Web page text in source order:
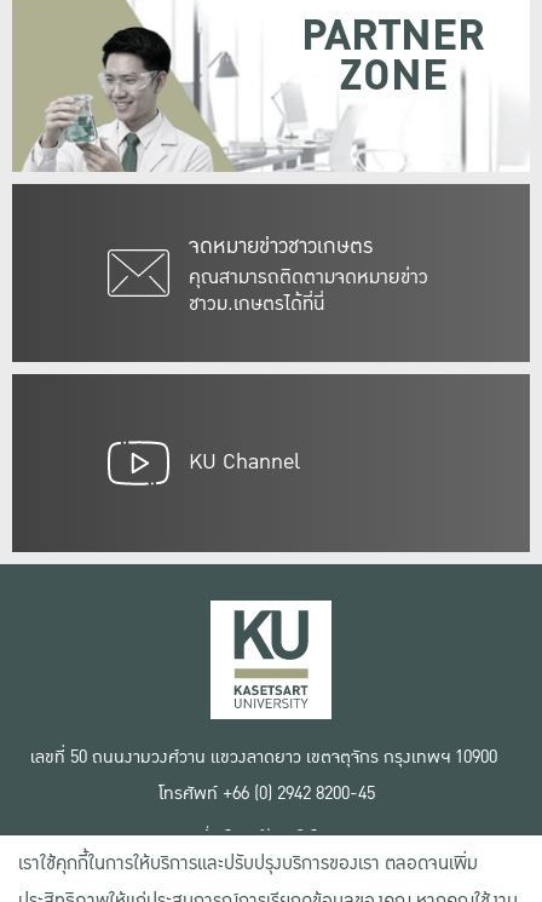
จดหมายข่าวชาวเกษตร
คุณสามารถติดตามจดหมายข่าว
ชาวม.เกษตรได้ที่นี่
PARTNER
ZONE
KU Channel
เลขที่ 50 ถนนงามวงศ์วาน แขวงลาดยาว เขตจตุจักร กรุงเทพฯ 10900
โทรศัพท์ +66 (0) 2942 8200-45
เงื่อนไขการใช้งานเว็บไซต์
ข้อตกลงด้านสิทธิ์ใช้งาน
นโยบายความเป็นส่วนตัว
เราใช้คุกกี้ในการให้บริการและปรับปรุงบริการของเรา ตลอดจนเพิ่ม